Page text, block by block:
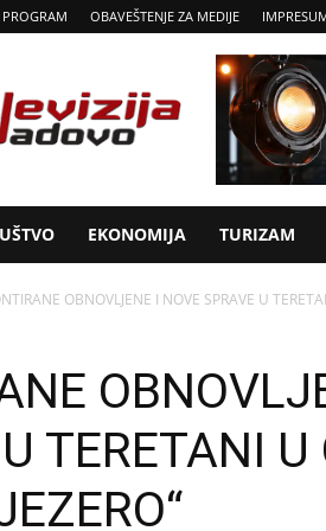
OBAVEŠTENJE ZA MEDIJE
EKONOMIJA TURIZAM
OBNOVLJENE I NOVE SPRAVE U
TERETANI U